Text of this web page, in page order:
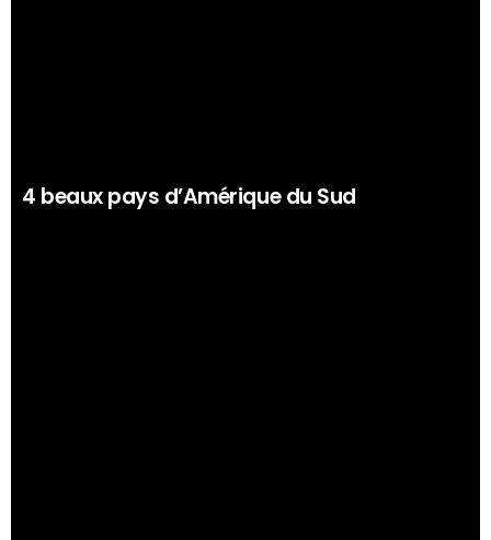
4 beaux pays d’Amérique du Sud